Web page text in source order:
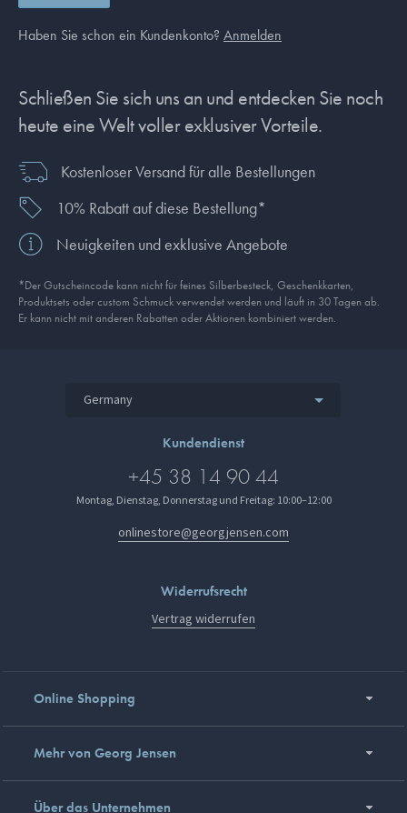
Haben Sie schon ein Kundenkonto? Anmelden
Schließen Sie sich uns an und entdecken Sie noch
heute eine Welt voller exklusiver Vorteile.
Kostenloser Versand für alle Bestellungen
10% Rabatt auf diese Bestellung*
Neuigkeiten und exklusive Angebote
*Der Gutscheincode kann nicht für feines Silberbesteck, Geschenkkarten,
Produkt­sets oder custom Schmuck verwendet werden und läuft in 30 Tagen ab.
Er kann nicht mit anderen Rabatten oder Aktionen kombiniert werden.
Germany
Kundendienst
+45 38 14 90 44
Montag, Dienstag, Donnerstag und Freitag: 10:00–12:00
onlinestore@georgjensen.com
Widerrufsrecht
Vertrag widerrufen
Online Shopping
Mehr von Georg Jensen
Über das Unternehmen